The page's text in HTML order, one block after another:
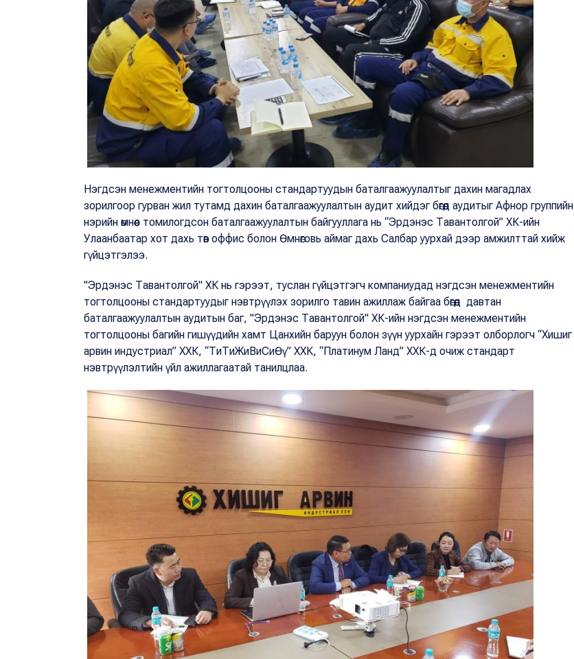
Нэгдсэн менежментийн тогтолцооны стандартуудын баталгаажуулалтыг дахин магадлах
зорилгоор гурван жил тутамд дахин баталгаажуулалтын аудит хийдэг бөгөөд аудитыг Афнор группийн
нэрийн өмнөөс томилогдсон баталгаажуулалтын байгууллага нь “Эрдэнэс Тавантолгой” ХК-ийн
Улаанбаатар хот дахь төв оффис болон Өмнөговь аймаг дахь Салбар уурхай дээр амжилттай хийж
гүйцэтгэлээ.
"Эрдэнэс Тавантолгой" ХК нь гэрээт, туслан гүйцэтгэгч компаниудад нэгдсэн менежментийн
тогтолцооны стандартуудыг нэвтрүүлэх зорилго тавин ажиллаж байгаа бөгөөд давтан
баталгаажуулалтын аудитын баг, "Эрдэнэс Тавантолгой" ХК-ийн нэгдсэн менежментийн
тогтолцооны багийн гишүүдийн хамт Цанхийн баруун болон зүүн уурхайн гэрээт олборлогч “Хишиг
арвин индустриал” ХХК, “ТиТиЖиВиСиӨү” ХХК, “Платинум Ланд” ХХК-д очиж стандарт
нэвтрүүлэлтийн үйл ажиллагаатай танилцлаа.